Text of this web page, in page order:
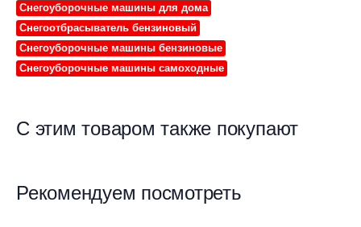
Снегоуборочные машины для дома
Снегоотбрасыватель бензиновый
Снегоуборочные машины бензиновые
Снегоуборочные машины самоходные
С этим товаром также покупают
Рекомендуем посмотреть